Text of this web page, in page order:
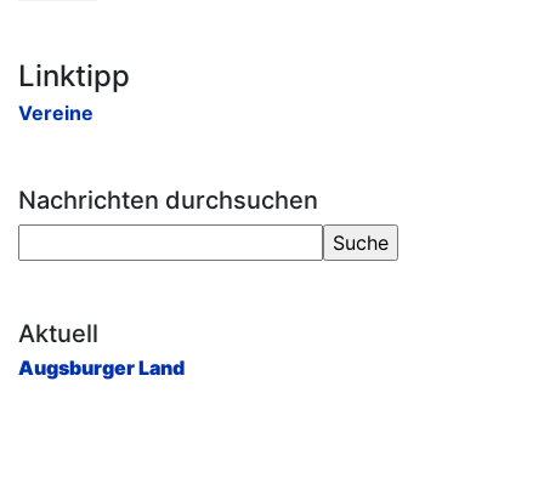
Linktipp
Vereine
Nachrichten durchsuchen
Aktuell
Augsburger Land